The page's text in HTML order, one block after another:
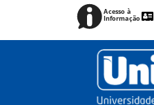
Acesso à
Informação